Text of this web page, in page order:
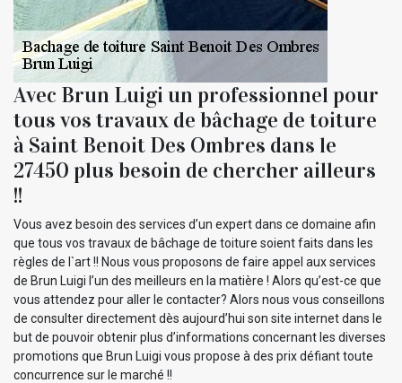
Avec Brun Luigi un professionnel pour
tous vos travaux de bâchage de toiture
à Saint Benoit Des Ombres dans le
27450 plus besoin de chercher ailleurs
!!
Vous avez besoin des services d’un expert dans ce domaine afin
que tous vos travaux de bâchage de toiture soient faits dans les
règles de l`art !! Nous vous proposons de faire appel aux services
de Brun Luigi l’un des meilleurs en la matière ! Alors qu’est-ce que
vous attendez pour aller le contacter? Alors nous vous conseillons
de consulter directement dès aujourd’hui son site internet dans le
but de pouvoir obtenir plus d’informations concernant les diverses
promotions que Brun Luigi vous propose à des prix défiant toute
concurrence sur le marché !!